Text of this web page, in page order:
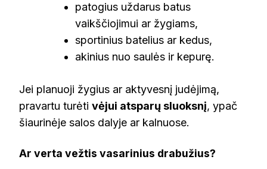
patogius uždarus batus
vaikščiojimui ar žygiams,
sportinius batelius ar kedus,
akinius nuo saulės ir kepurę.
Jei planuoji žygius ar aktyvesnį judėjimą,
pravartu turėti vėjui atsparų sluoksnį, ypač
šiaurinėje salos dalyje ar kalnuose.
Ar verta vežtis vasarinius drabužius?